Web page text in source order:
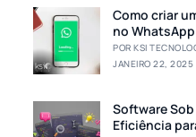
Como criar
no
POR KSI
JANEIRO 22, 2025
Software
Eficiência